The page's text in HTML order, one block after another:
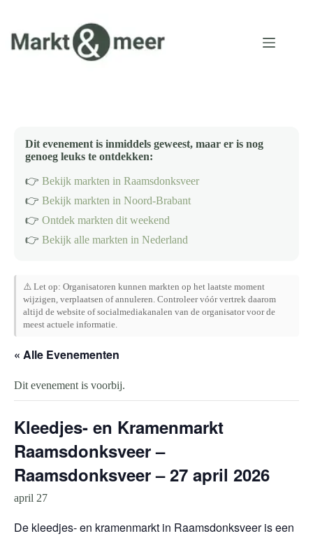
inhoud
Dit evenement is inmiddels geweest, maar er is nog
genoeg leuks te ontdekken:
👉 Bekijk markten in Raamsdonksveer
👉 Bekijk markten in Noord-Brabant
👉 Ontdek markten dit weekend
👉 Bekijk alle markten in Nederland
⚠️ Let op: Organisatoren kunnen markten op het laatste moment
wijzigen, verplaatsen of annuleren. Controleer vóór vertrek daarom
altijd de website of socialmediakanalen van de organisator voor de
meest actuele informatie.
« Alle Evenementen
Dit evenement is voorbij.
Kleedjes- en Kramenmarkt
Raamsdonksveer –
Raamsdonksveer – 27 april 2026
april 27
De kleedjes- en kramenmarkt in Raamsdonksveer is een